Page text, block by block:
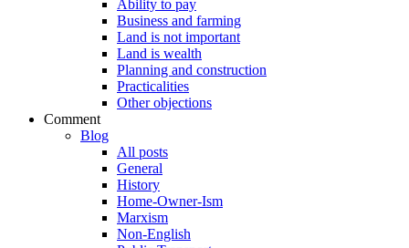
Ability to pay
Business and farming
Land is not important
Land is wealth
Planning and construction
Practicalities
Other objections
Comment
Blog
All posts
General
History
Home-Owner-Ism
Marxism
Non-English